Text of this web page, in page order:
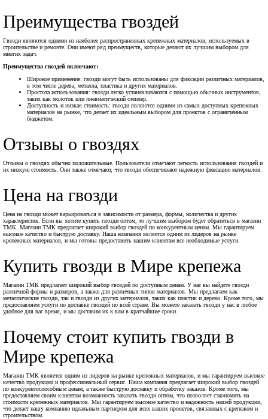
Преимущества гвоздей
Гвозди являются одними из наиболее распространенных крепежных материалов, используемых в
строительстве и ремонте. Они имеют ряд преимуществ, которые делают их лучшим выбором для
многих задач.
Преимущества гвоздей включают:
Широкое применение: гвозди могут быть использованы для фиксации различных материалов,
в том числе дерева, металла, пластика и других материалов.
Простота использования: гвозди легко устанавливаются с помощью обычных инструментов,
таких как молоток или пневматический степлер.
Доступность и низкая стоимость: гвозди являются одними из самых доступных крепежных
материалов на рынке, что делает их идеальным выбором для проектов с ограниченным
бюджетом.
Отзывы о гвоздях
Отзывы о гвоздях обычно положительные. Пользователи отмечают легкость использования гвоздей и
их низкую стоимость. Они также отмечают, что гвозди обеспечивают надежную фиксацию материалов.
Цена на гвозди
Цена на гвозди может варьироваться в зависимости от размера, формы, количества и других
характеристик. Если вы хотите купить гвозди оптом, то лучшим выбором будет обратиться в магазин
ТМК. Магазин ТМК предлагает широкий выбор гвоздей по конкурентным ценам. Мы гарантируем
высокое качество и быструю доставку. Наша компания является одним из лидеров на рынке
крепежных материалов, и мы готовы предоставить нашим клиентам все необходимые услуги.
Купить гвозди в Мире крепежа
Магазин ТМК предлагает широкий выбор гвоздей по доступным ценам. У нас вы найдете гвозди
различной формы и размеров, а также для различных типов материалов. Мы предлагаем как
металлические гвозди, так и гвозди из других материалов, таких как пластик и дерево. Кроме того, мы
предоставляем услуги по доставке гвоздей по всей стране. Вы можете заказать гвозди у нас в любое
удобное для вас время, и мы доставим их к вам в кратчайшие сроки.
Почему стоит купить гвозди в
Мире крепежа
Магазин ТМК является одним из лидеров на рынке крепежных материалов, и мы гарантируем высокое
качество продукции и профессиональный сервис. Наша компания предлагает широкий выбор гвоздей
по конкурентоспособным ценам, а также быструю доставку и обработку заказов. Кроме того, мы
предоставляем своим клиентам возможность заказать гвозди оптом, что позволяет сэкономить на
стоимости крепежных материалов. Мы гарантируем высокое качество и надежность нашей продукции,
что делает нашу компанию идеальным партнером для всех ваших проектов, связанных с крепежом и
строительством.